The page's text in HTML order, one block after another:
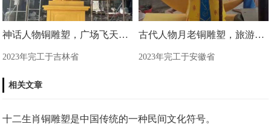
神话人物铜雕塑，广场飞天铜雕塑制造商
2023年完工于吉林省
古代人物月老铜雕塑，旅游区景观雕塑
2023年完工于安徽省
相关文章
十二生肖铜雕塑是中国传统的一种民间文化符号。